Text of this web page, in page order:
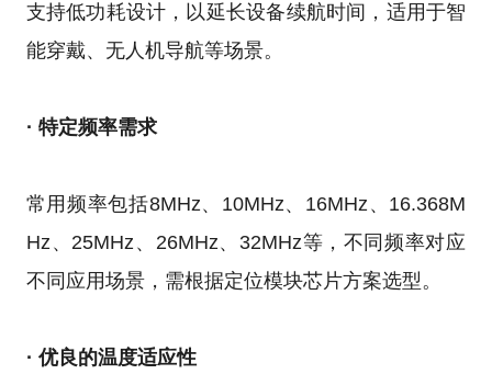
支持低功耗设计，以延长设备续航时间，适用于智
能穿戴、无人机导航等场景。
· 特定频率需求
常用频率包括8MHz、10MHz、16MHz、16.368M
Hz、25MHz、26MHz、32MHz等，不同频率对应
不同应用场景，需根据定位模块芯片方案选型。
· 优良的温度适应性